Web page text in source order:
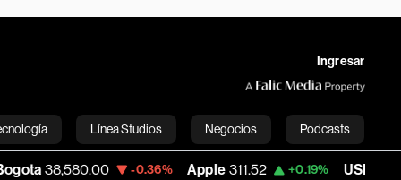
Ingresar
Línea Studios Negocios Podcasts
English-0.36% Apple 311.52 +0.19% USD COP 3,157.75